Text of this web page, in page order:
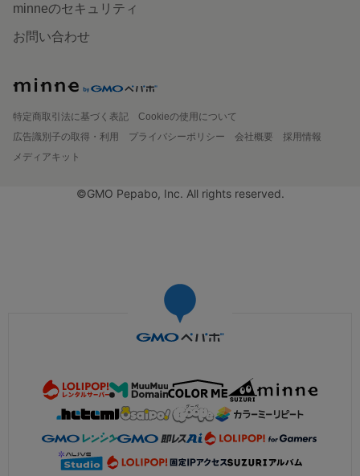
minneのセキュリティ
お問い合わせ
特定商取引法に基づく表記
Cookieの使用について
広告識別子の取得・利用
プライバシーポリシー 会社概要
採用情報
メディアキット
©GMO Pepabo, Inc. All rights reserved.